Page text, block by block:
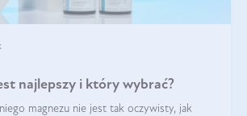
najlepszy i który wybrać?
magnezu nie jest tak oczywisty, jak